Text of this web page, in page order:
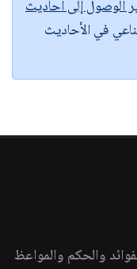
الوصول إلى أحاديث
في الأحاديث
والحكم والمواعظ